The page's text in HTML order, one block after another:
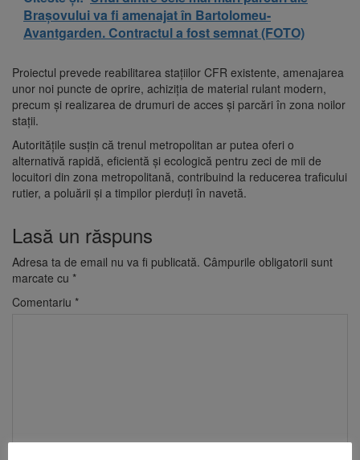
Brașovului va fi amenajat în Bartolomeu-
Avantgarden. Contractul a fost semnat (FOTO)
Proiectul prevede reabilitarea stațiilor CFR existente, amenajarea
unor noi puncte de oprire, achiziția de material rulant modern,
precum și realizarea de drumuri de acces și parcări în zona noilor
stații.
Autoritățile susțin că trenul metropolitan ar putea oferi o
alternativă rapidă, eficientă și ecologică pentru zeci de mii de
locuitori din zona metropolitană, contribuind la reducerea traficului
rutier, a poluării și a timpilor pierduți în navetă.
Lasă un răspuns
Adresa ta de email nu va fi publicată. Câmpurile obligatorii sunt
marcate cu *
Comentariu *